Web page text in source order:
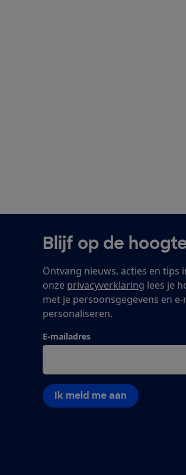
Blijf op de
Ontvang nieuws, acties en tips
onze privacyverklaring lees je
met je persoonsgegevens en
personaliseren.
E-mailadres
Ik meld me aan